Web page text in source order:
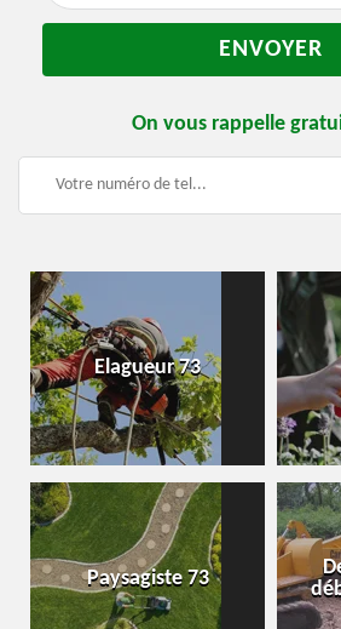
On vous rappelle
Elagueur 73
Paysagiste 73